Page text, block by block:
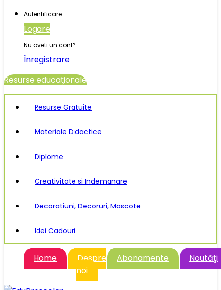
Autentificare
Logare
Nu aveti un cont?
Înregistrare
Resurse educaţionale
Resurse Gratuite
Materiale Didactice
Diplome
Creativitate si Indemanare
Decoratiuni, Decoruri, Mascote
Idei Cadouri
Home
Despre
noi
Abonamente Noutăţi